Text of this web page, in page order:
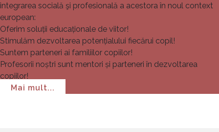
integrarea socială şi profesională a acestora în noul context
european:
Oferim soluții educaționale de viitor!
Stimulăm dezvoltarea potențialului fiecărui copil!
Suntem parteneri ai familiilor copiilor!
Profesorii noștri sunt mentori și parteneri în dezvoltarea
copiilor!
Mai mult...